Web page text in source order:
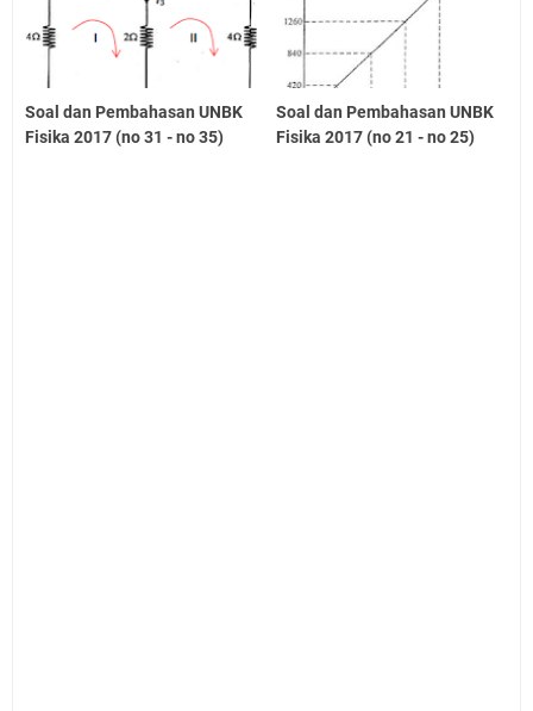
Soal dan Pembahasan UNBK
Fisika 2017 (no 31 - no 35)
Soal dan Pembahasan UNBK
Fisika 2017 (no 21 - no 25)